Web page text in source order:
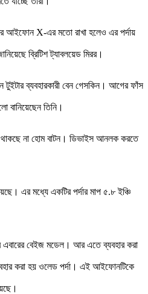
X-এর মতো রাখা হলেও এর পর্দায়
ব্রিটিশ ট্যাবলয়েড মিরর।
ব্যবহারকারী বেন গেসকিন। আগের ফাঁস
তিনি।
না হোম বাটন। ডিভাইস আনলক করতে
এর মধ্যে একটির পর্দার মাপ ৫.৮ ইঞ্চি
বেইজ মডেল। আর এতে ব্যবহার করা
করা হয় ওলেড পর্দা। এই আইফোনটিকে